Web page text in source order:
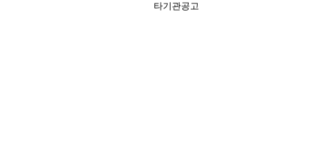
타기관공고